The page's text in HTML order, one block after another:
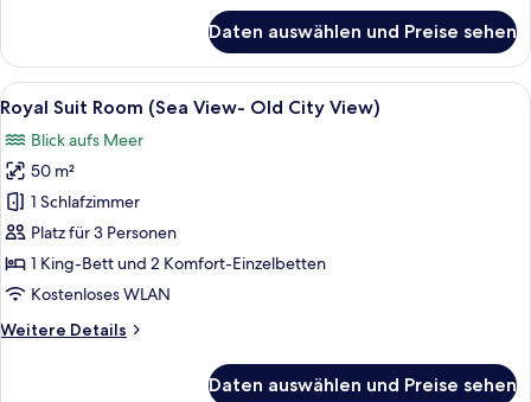
Triple
Room
(Sea
View)
Daten auswählen und Preise sehen
Alle
Fotos
für
Royal
Suit
Room
(Sea
View-
City
Ein Hotelzimmer mit einer
4
Royal Suit Room (Sea View- Old City View)
Blick aufs Meer
50 m²
1 Schlafzimmer
Platz für 3 Personen
1 King-Bett und 2 Komfort-Einzelbetten
Kostenloses WLAN
Weitere Details
Weitere
Daten auswählen und Preise sehen